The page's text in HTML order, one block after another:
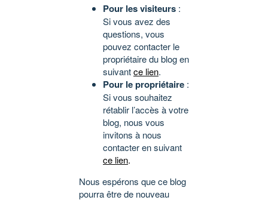
Pour les visiteurs :
Si vous avez des
questions, vous
pouvez contacter le
propriétaire du blog en
suivantce lien.
Pour le propriétaire :
Si vous souhaitez
rétablir l’accès à votre
blog, nous vous
invitons à nous
contacter en suivant
ce lien.
Nous espérons que ce blog
pourra être de nouveau